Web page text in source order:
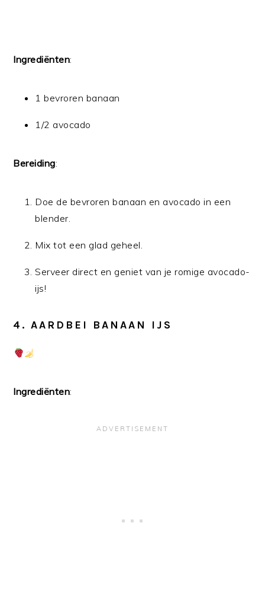
Ingrediënten:
1 bevroren banaan
1/2 avocado
Bereiding:
Doe de bevroren banaan en avocado in een
blender.
Mix tot een glad geheel.
Serveer direct en geniet van je romige avocado-
ijs!
4. AARDBEI BANAAN IJS
Ingrediënten: